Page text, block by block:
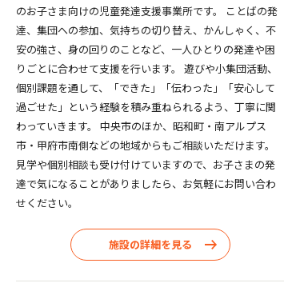
のお子さま向けの児童発達支援事業所です。 ことばの発
達、集団への参加、気持ちの切り替え、かんしゃく、不
安の強さ、身の回りのことなど、一人ひとりの発達や困
りごとに合わせて支援を行います。 遊びや小集団活動、
個別課題を通して、「できた」「伝わった」「安心して
過ごせた」という経験を積み重ねられるよう、丁寧に関
わっていきます。 中央市のほか、昭和町・南アルプス
市・甲府市南側などの地域からもご相談いただけます。
見学や個別相談も受け付けていますので、お子さまの発
達で気になることがありましたら、お気軽にお問い合わ
せください。
施設の詳細を見る